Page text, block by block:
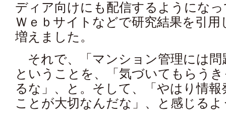
ディア向けにも配信するようにな
Ｗｅｂサイトなどで研究結果を引
増えました。
それで、「マンション管理には問
ということを、「気づいてもらう
るな」、と。そして、「やはり情
ことが大切なんだな」、と感じる